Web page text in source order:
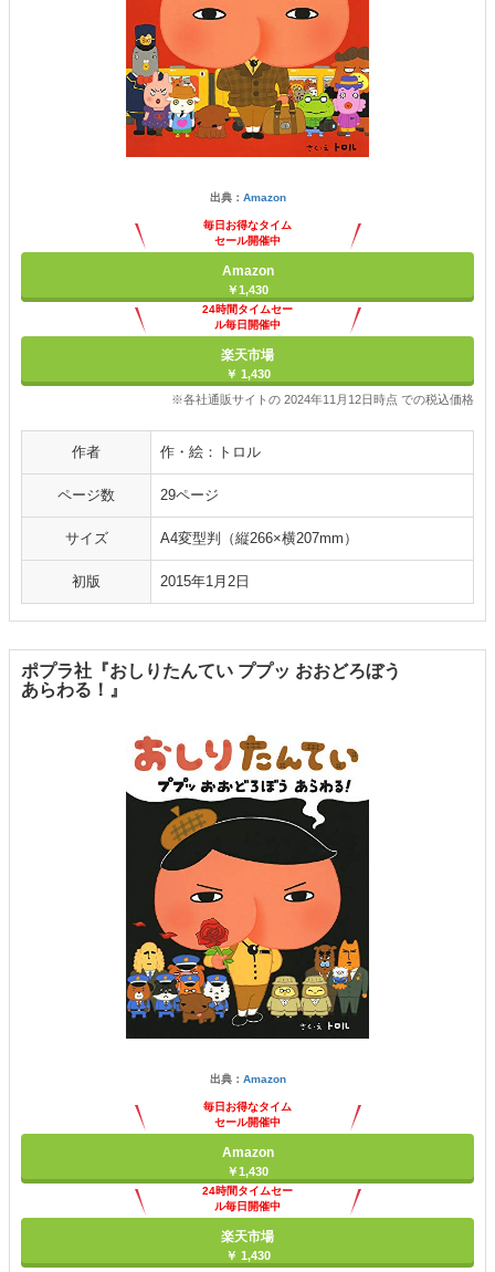
出典： Amazon
毎日お得なタイム
セール開催中
Amazon
￥1,430
24時間タイムセー
ル毎日開催中
楽天市場
￥ 1,430
※各社通販サイトの 2024年11月12日時点 での税込価格
作者 作・絵：トロル
ページ数 29ページ
サイズ A4変型判（縦266×横207mm）
初版 2015年1月2日
ポプラ社『おしりたんてい ププッ おおどろぼう
あらわる！』
出典： Amazon
毎日お得なタイム
セール開催中
Amazon
￥1,430
24時間タイムセー
ル毎日開催中
楽天市場
￥ 1,430